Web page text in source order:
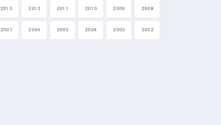
2013 2012 2011 2010 2009 2008
2007 2006 2005 2004 2003 2002